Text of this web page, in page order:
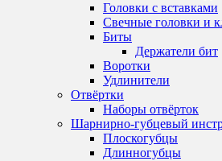
Головки с вставками
Свечные головки и
Биты
Держатели бит
Воротки
Удлинители
Отвёртки
Наборы отвёрток
Шарнирно-губцевый
Плоскогубцы
Длинногубцы